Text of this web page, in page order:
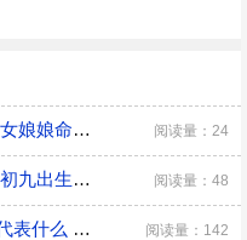
农历初一出生的女孩命运如何 初一女娘娘命什么意思 阅读量：24
九月初九出生是佛家的孩子吗 九月初九出生有什么说法 阅读量：48
周公解梦：梦里有大师给自己算命代表什么 是好兆头吗？ 阅读量：142